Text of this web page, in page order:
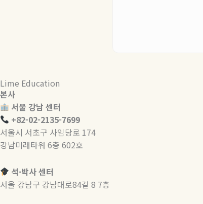
Lime Education
본사
서울 강남 센터
+82-02-2135-7699
서울시 서초구 사임당로 174
강남미래타워 6층 602호
석·박사 센터
서울 강남구 강남대로84길 8 7층